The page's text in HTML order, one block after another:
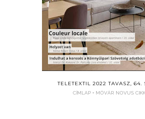
TELETEXTIL 2022 TAVASZ, 64.
CÍMLAP + MÓVÁR NOVUS CIKK